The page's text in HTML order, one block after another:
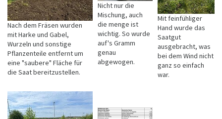
Nach dem Fräsen wurden
mit Harke und Gabel,
Wurzeln und sonstige
Pflanzenteile entfernt um
eine "saubere" Fläche für
die Saat bereitzustellen.
Nicht nur die
Mischung, auch
die menge ist
wichtig. So wurde
auf's Gramm
genau
abgewogen.
Mit feinfühliger
Hand wurde das
Saatgut
ausgebracht, was
bei dem Wind nicht
ganz so einfach
war.